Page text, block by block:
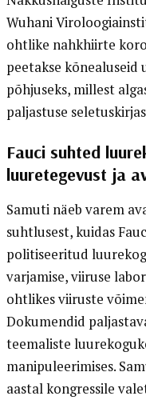
Wuhani
ohtlike nahkhiirte
peetakse
põhjuseks, millest
paljastuse
Fauci suhted
luuretegevust ja
Samuti näeb varem
suhtlusest, kuidas
politiseeritud
varjamise, viiruse
ohtlikes viiruste
Dokumendid
teemaliste
manipuleerimises.
aastal kongressile